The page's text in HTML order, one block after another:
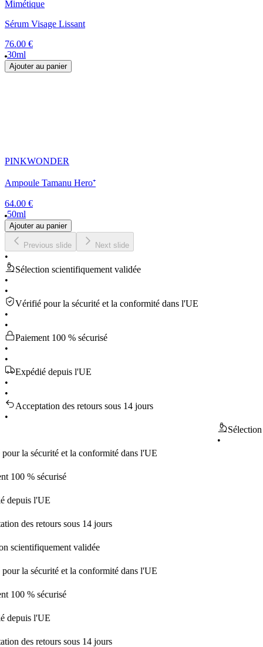
Mimétique
Sérum Visage Lissant
76.00 €
30ml
Ajouter au panier
PINKWONDER
Ampoule Tamanu Hero⁺
64.00 €
50ml
Ajouter au panier
Previous slide Next slide
•
Sélection scientifiquement validée
•
•
Vérifié pour la sécurité et la conformité dans l'UE
•
•
Paiement 100 % sécurisé
•
•
Expédié depuis l'UE
•
•
Acceptation des retours sous 14 jours
•
Sélection
sécurité et la conformité dans l'UE
% sécurisé
l'UE
retours sous 14 jours
validée
sécurité et la conformité dans l'UE
% sécurisé
l'UE
retours sous 14 jours